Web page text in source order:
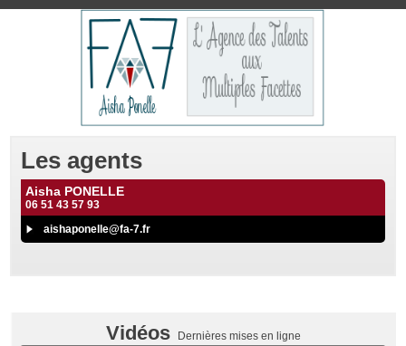
Les agents
Aisha PONELLE
06 51 43 57 93
aishaponelle@fa-7.fr
Vidéos Dernières mises en ligne